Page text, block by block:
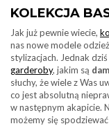
KOLEKCJA
Jak już pewnie wiecie,
nas nowe modele
stylizacjach. Jednak
garderoby, jakim są
słuchy, że wiele z Was
co jest absolutną
w następnym akapicie.
możemy się